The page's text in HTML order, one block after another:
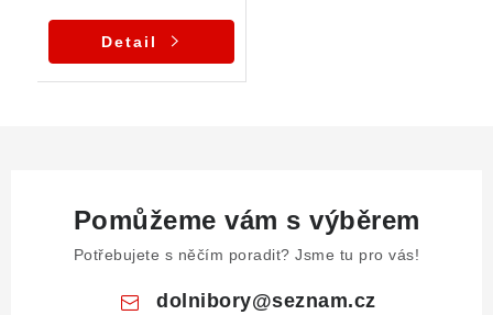
Detail
Pomůžeme vám s výběrem
Potřebujete s něčím poradit? Jsme tu pro vás!
dolnibory@seznam.cz